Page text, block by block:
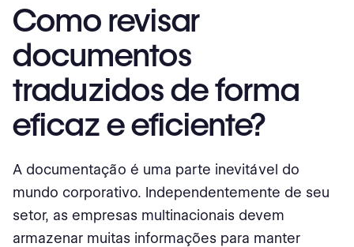
Como revisar
documentos
traduzidos de forma
eficaz e eficiente?
A documentação é uma parte inevitável do
mundo corporativo. Independentemente de seu
setor, as empresas multinacionais devem
armazenar muitas informações para manter